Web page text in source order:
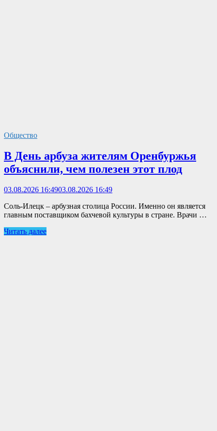
Общество
В День арбуза жителям Оренбуржья
объяснили, чем полезен этот плод
03.08.2026 16:4903.08.2026 16:49
Соль-Илецк – арбузная столица России. Именно он является
главным поставщиком бахчевой культуры в стране. Врачи …
Читать далее